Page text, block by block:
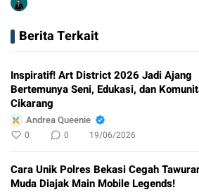
Berita Terkait
Inspiratif! Art District 2026 Jadi Ajang
Bertemunya Seni, Edukasi, dan
Cikarang
Andrea Queenie
0 0 19/06/2026
Cara Unik Polres Bekasi Cegah
Muda Diajak Main Mobile Legends!